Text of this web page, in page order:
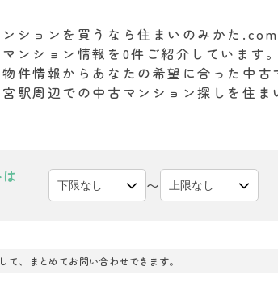
ションを買うなら住まいのみかた
ンション情報を0件ご紹介しています
件情報からあなたの希望に合った中古
駅周辺での中古マンション探しを住
〜
て、まとめてお問い合わせできます。